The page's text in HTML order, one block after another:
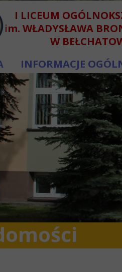
INFORMACJE
I LICEUM
im. WŁADYSŁAWA
W